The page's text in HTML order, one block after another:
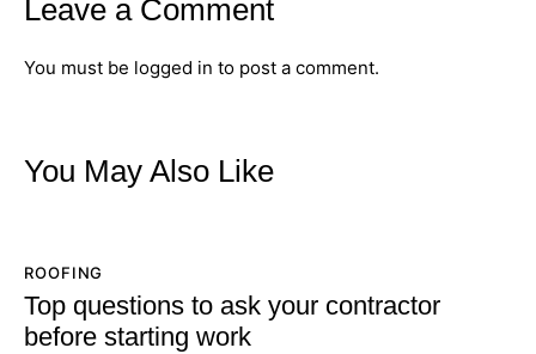
Leave a Comment
You must be logged in to post a comment.
You May Also Like
ROOFING
Top questions to ask your contractor
before starting work